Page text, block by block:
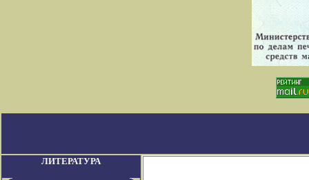
ЛИТЕРАТУРА